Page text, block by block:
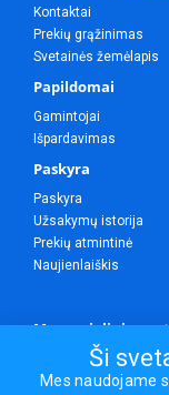
Kontaktai
Prekių grąžinimas
Svetainės žemėlapis
Papildomai
Gamintojai
Išpardavimas
Paskyra
Paskyra
Užsakymų istorija
Prekių atmintinė
Naujienlaiškis
Mes socialiniuose
Ši
Mes naudojame